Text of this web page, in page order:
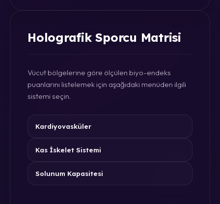
Holografik Sporcu Matrisi
Vücut bölgelerine göre ölçülen biyo-endeks
puanlarını listelemek için aşağıdaki menüden ilgili
sistemi seçin.
Kardiyovasküler
Kas İskelet Sistemi
Solunum Kapasitesi